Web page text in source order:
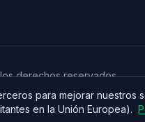
derechos reservados.
para mejorar
en la Unión Europea).